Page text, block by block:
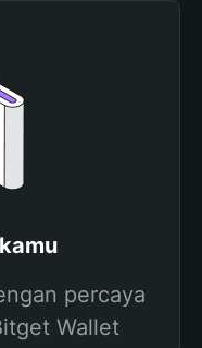
percaya
Wallet